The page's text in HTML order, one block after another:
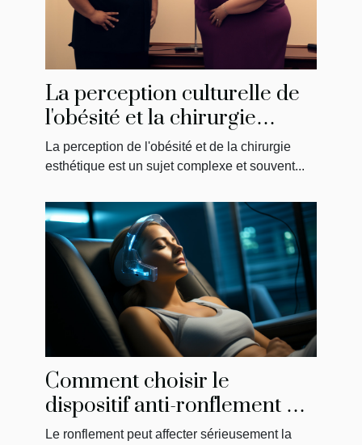
La perception culturelle de
l'obésité et la chirurgie
esthétique en Tunisie
La perception de l'obésité et de la chirurgie
esthétique est un sujet complexe et souvent...
Comment choisir le
dispositif anti-ronflement qui
vous convient le mieux
Le ronflement peut affecter sérieusement la